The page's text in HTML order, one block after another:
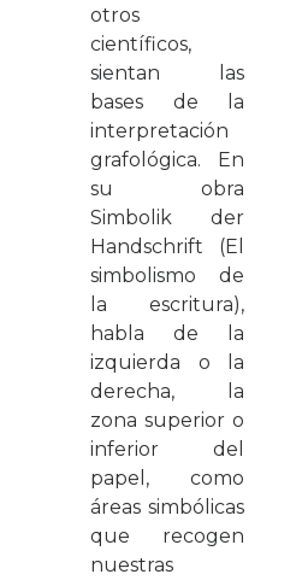
otros
científicos,
sientan las
bases de la
interpretación
grafológica. En
su obra
Simbolik der
Handschrift (El
simbolismo de
la escritura),
habla de la
izquierda o la
derecha, la
zona superior o
inferior del
papel, como
áreas simbólicas
que recogen
nuestras